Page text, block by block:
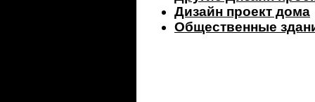
Дизайн проект дома
Общественные